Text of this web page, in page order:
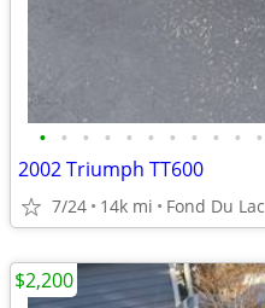
• • • • • • • • • • •
2002 Triumph TT600
7/24 14k mi Fond Du Lac
$2,200